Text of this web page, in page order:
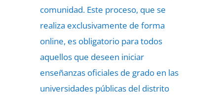
comunidad. Este proceso, que se
realiza exclusivamente de forma
online, es obligatorio para todos
aquellos que deseen iniciar
enseñanzas oficiales de grado en las
universidades públicas del distrito